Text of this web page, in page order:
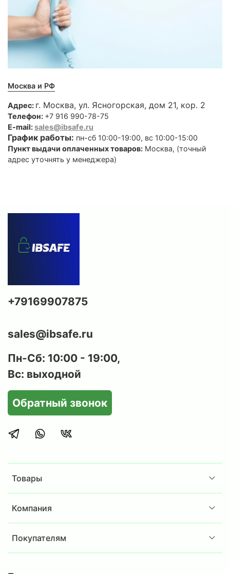
Москва и РФ
Адрес: г. Москва, ул. Ясногорская, дом 21, кор. 2
Телефон: +7 916 990-78-75
E-mail:sales@ibsafe.ru
График работы: пн-сб 10:00-19:00, вс 10:00-15:00
Пункт выдачи оплаченных товаров: Москва, (точный
адрес уточнять у менеджера)
Товары
Компания
Покупателям
+79169907875
sales@ibsafe.ru
Пн-Сб: 10:00 - 19:00,
Вс: выходной
Обратный звонок